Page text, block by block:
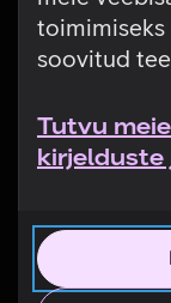
toimimiseks
soovitud
Tutvu
kirjelduste